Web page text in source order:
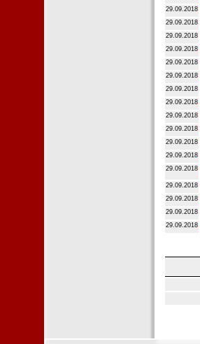
29.09.2018
29.09.2018
29.09.2018
29.09.2018
29.09.2018
29.09.2018
29.09.2018
29.09.2018
29.09.2018
29.09.2018
29.09.2018
29.09.2018
29.09.2018
29.09.2018
29.09.2018
29.09.2018
29.09.2018